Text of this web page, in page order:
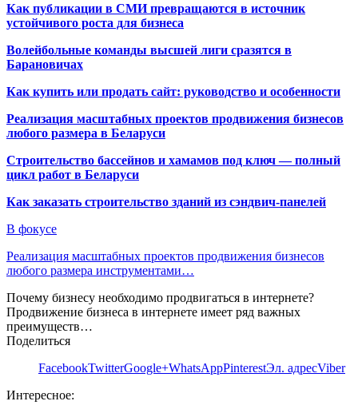
Как публикации в СМИ превращаются в источник
устойчивого роста для бизнеса
Волейбольные команды высшей лиги сразятся в
Барановичах
Как купить или продать сайт: руководство и особенности
Реализация масштабных проектов продвижения бизнесов
любого размера в Беларуси
Строительство бассейнов и хамамов под ключ — полный
цикл работ в Беларуси
Как заказать строительство зданий из сэндвич-панелей
В фокусе
Реализация масштабных проектов продвижения бизнесов
любого размера инструментами…
Почему бизнесу необходимо продвигаться в интернете?
Продвижение бизнеса в интернете имеет ряд важных
преимуществ…
Поделиться
FacebookTwitterGoogle+WhatsAppPinterestЭл. адресViber
Интересное: